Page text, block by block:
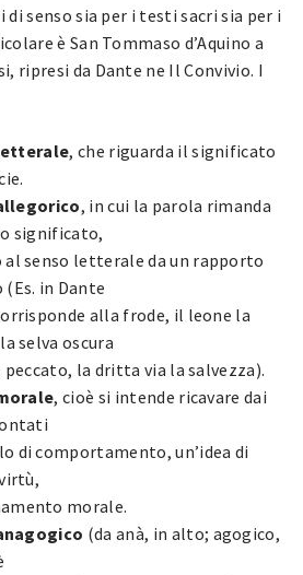
senso sia per i testi sacri sia per i
è San Tommaso d’Aquino a
ripresi da Dante ne Il Convivio. I
, che riguarda il significato
, in cui la parola rimanda
significato,
senso letterale da un rapporto
in Dante
alla frode, il leone la
selva oscura
peccato, la dritta via la salvezza).
, cioè si intende ricavare dai
di comportamento, un’idea di
morale.
(da anà, in alto; agogico,